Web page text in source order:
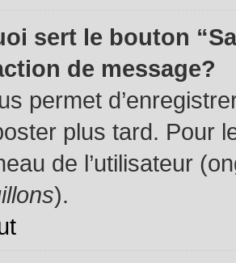
sert le bouton
de message?
permet
plus tard. Pour
de l’utilisateur
).